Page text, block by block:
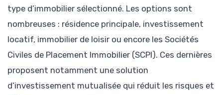
type d’immobilier sélectionné. Les options sont
nombreuses : résidence principale, investissement
locatif, immobilier de loisir ou encore les Sociétés
Civiles de Placement Immobilier (SCPI). Ces dernières
proposent notamment une solution
d’investissement mutualisée qui réduit les risques et